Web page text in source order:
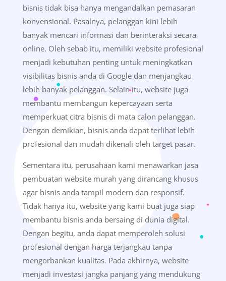
bisnis tidak bisa hanya mengandalkan pemasaran
konvensional. Pasalnya, pelanggan kini lebih
banyak mencari informasi dan berinteraksi secara
online. Oleh sebab itu, memiliki website profesional
menjadi kebutuhan penting untuk meningkatkan
visibilitas bisnis anda di Google dan menjangkau
lebih banyak pelanggan. Selain itu, website juga
membantu membangun kepercayaan serta
memperkuat citra bisnis di mata calon pelanggan.
Dengan demikian, bisnis anda dapat terlihat lebih
profesional dan mudah dikenali oleh target pasar.
Sementara itu, perusahaan kami menawarkan jasa
pembuatan website murah yang dirancang khusus
agar bisnis anda tampil modern dan responsif.
Tidak hanya itu, website yang kami buat juga siap
membantu bisnis anda bersaing di dunia digital.
Dengan begitu, anda dapat memperoleh solusi
profesional dengan harga terjangkau tanpa
mengorbankan kualitas. Pada akhirnya, website
menjadi investasi jangka panjang yang mendukung